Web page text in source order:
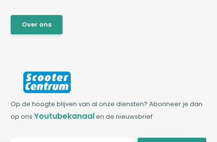
Over ons
Op de hoogte blijven van al onze diensten? Abonneer je dan
op onsYoutubekanaalen de nieuwsbrief